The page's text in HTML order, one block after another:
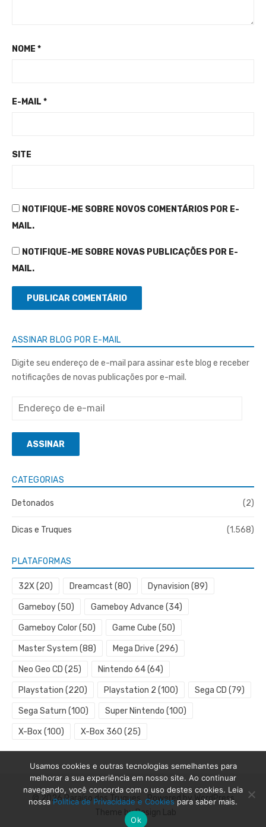
NOME *
E-MAIL *
SITE
NOTIFIQUE-ME SOBRE NOVOS COMENTÁRIOS POR E-
MAIL.
NOTIFIQUE-ME SOBRE NOVAS PUBLICAÇÕES POR E-
MAIL.
ASSINAR BLOG POR E-MAIL
Digite seu endereço de e-mail para assinar este blog e receber
notificações de novas publicações por e-mail.
Endereço
e-
mailASSINAR
CATEGORIAS
Detonados (2)
Dicas e Truques (1.568)
PLATAFORMAS
32X(20) Dreamcast (80) Dynavision (89)
Gameboy(50) Gameboy Advance (34)
Gameboy Color(50) Game Cube (50)
Master System (88) Mega Drive (296)
Neo Geo CD (25) Nintendo 64(64)
Playstation (220) Playstation 2 (100) Sega CD (79)
Sega Saturn (100) Super Nintendo (100)
X-Box (100) X-Box 360 (25)
© 2026 Paraíso dos Truques
Powered by WordPress
Theme by Design Lab
Usamos cookies e outras tecnologias semelhantes para
melhorar a sua experiência em nosso site. Ao continuar
navegando, você concorda com o uso destes cookies. Leia
nossa Política de Privacidade e Cookies para saber mais.
Ok